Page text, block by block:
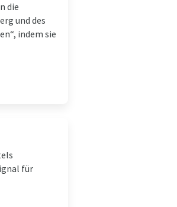
die
und des
indem sie
für